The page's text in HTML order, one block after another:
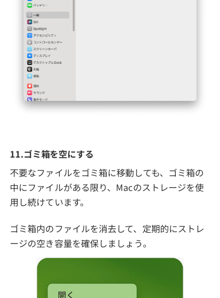
11.ゴミ箱を空にする
不要なファイルをゴミ箱に移動しても、ゴミ箱の
中にファイルがある限り、Macのストレージを使
用し続けています。
ゴミ箱内のファイルを消去して、定期的にストレ
ージの空き容量を確保しましょう。